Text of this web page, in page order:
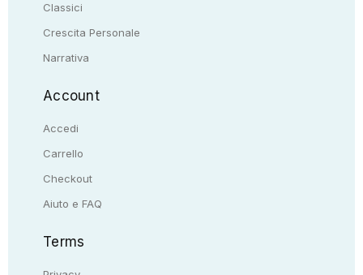
Classici
Crescita Personale
Narrativa
Account
Accedi
Carrello
Checkout
Aiuto e FAQ
Terms